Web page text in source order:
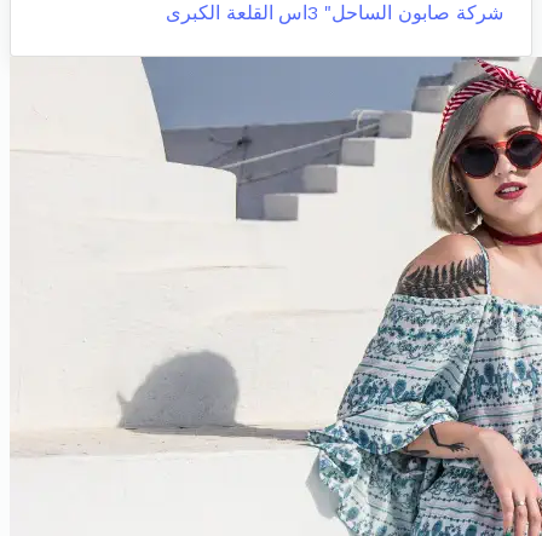
شركة صابون الساحل" 3اس
القلعة الكبرى